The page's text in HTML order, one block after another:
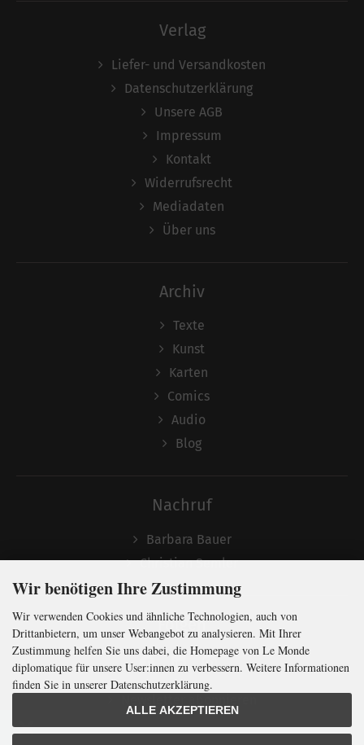
Verlag
Liefer- und Versandkosten
Datenschutzerklärung
Unsere AGB
Impressum
Kontakt
Widerrufsrecht
Mediadaten
Über uns
Archiv
Texte
Kunst
Karten
Comics
Audio
Blog
Nachruf
Barbara Bauer
Christian Semler
Folgen
Wir benötigen Ihre Zustimmung
Wir verwenden Cookies und ähnliche Technologien, auch von
Drittanbietern, um unser Webangebot zu analysieren. Mit Ihrer
Zustimmung helfen Sie uns dabei, die Homepage von Le Monde
diplomatique für unsere User:innen zu verbessern. Weitere Informationen
finden Sie in unserer Datenschutzerklärung.
ALLE AKZEPTIEREN